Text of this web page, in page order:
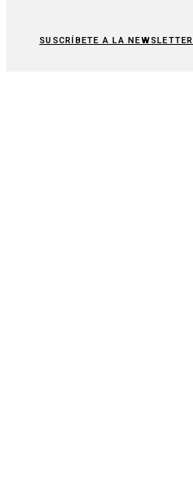
SUSCRÍBETE A LA NEWSLETTER